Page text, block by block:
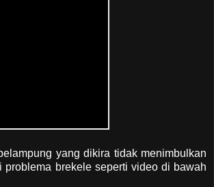
yang dikira tidak menimbulkan
problema brekele seperti video di bawah